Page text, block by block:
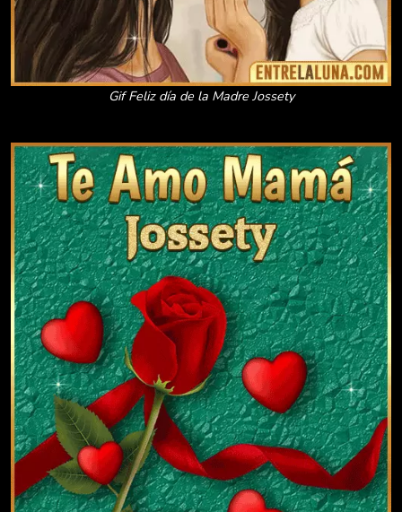
Gif Feliz día de la Madre Jossety